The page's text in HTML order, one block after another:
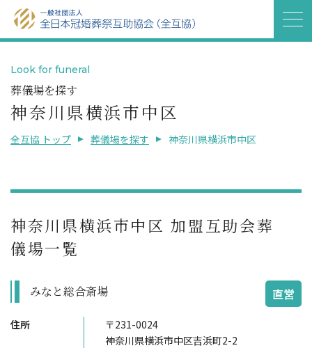
Look for funeral
葬儀場を探す
神奈川県横浜市中区
全互協 トップ 葬儀場を探す 神奈川県横浜市中区
神奈川県横浜市中区 加盟互助会葬
儀場一覧
みなと総合斎場 直営
住所
〒231-0024
神奈川県横浜市中区吉浜町2-2